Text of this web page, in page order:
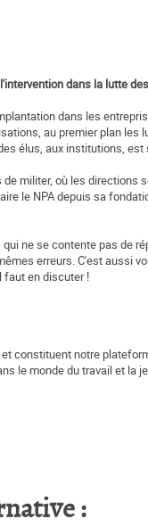
dans la lutte
dans les
au premier plan
élus, aux institutions,
militer, où les
le NPA depuis sa
ne se contente pas de
erreurs. C'est aussi
faut en discuter !
constituent notre
le monde du travail et la
: